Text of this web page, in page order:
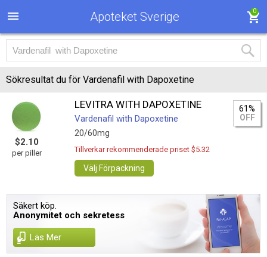
Apoteket Sverige 0
Sökresultat du för Vardenafil with Dapoxetine
$2.10
per piller
LEVITRA WITH DAPOXETINE
Vardenafil with Dapoxetine
20/60mg
61%
OFF
Tillverkar rekommenderade priset $5.32
Välj Förpackning
Säkert köp.
Anonymitet och sekretess
Läs Mer